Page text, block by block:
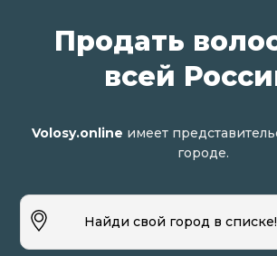
Продать
всей
Volosy.online имеет
городе.
Найди свой город в списке!